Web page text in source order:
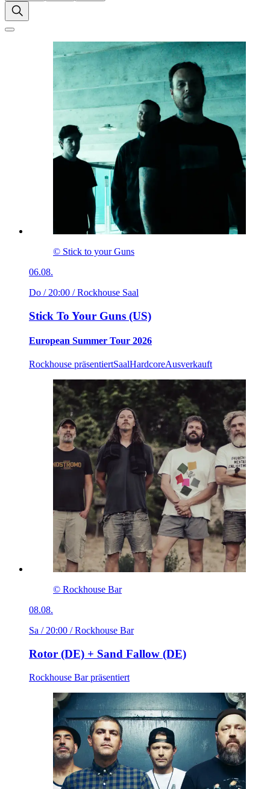
© Stick to your Guns
06.08.
Do / 20:00 / Rockhouse Saal
Stick To Your Guns (US)
European Summer Tour 2026
Rockhouse präsentiertSaalHardcoreAusverkauft
© Rockhouse Bar
08.08.
Sa / 20:00 / Rockhouse Bar
Rotor (DE) + Sand Fallow (DE)
Rockhouse Bar präsentiert